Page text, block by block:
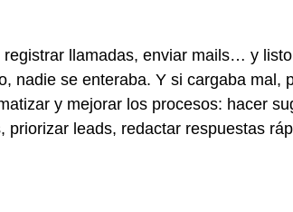
llamadas, enviar mails… y
nadie se enteraba. Y si cargaba mal,
y mejorar los procesos: hacer
priorizar leads, redactar respuestas